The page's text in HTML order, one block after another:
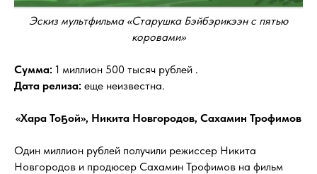
Эскиз мультфильма «Старушка Бэйбэрикээн с пятью
коровами»
Сумма: 1 миллион 500 тысяч рублей .
Дата релиза: еще неизвестна.
«Хара Тоҕой», Никита Новгородов, Сахамин Трофимов
Один миллион рублей получили режиссер Никита
Новгородов и продюсер Сахамин Трофимов на фильм